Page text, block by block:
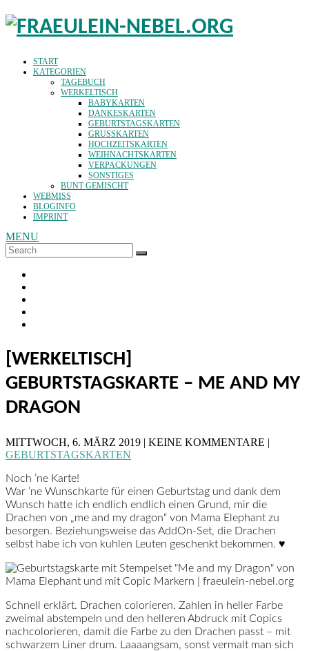
START
KATEGORIEN
TAGEBUCH
WERKELTISCH
BABYKARTEN
DANKESKARTEN
GEBURTSTAGSKARTEN
GRUSSKARTEN
HOCHZEITSKARTEN
WEIHNACHTSKARTEN
VERPACKUNGEN
SONSTIGES
BUNT GEMISCHT
WEBMISS
BLOGINFO
IMPRINT
MENU
Search
for:
SEARCH
[WERKELTISCH]
GEBURTSTAGSKARTE – ME AND MY
DRAGON
MITTWOCH, 6. MÄRZ 2019 | KEINE KOMMENTARE |
GEBURTSTAGSKARTEN
Noch ’ne Karte!
War ’ne Wunschkarte für einen Geburtstag und dank dem
Wunsch hatte ich endlich endlich einen Grund, mir die
Drachen von „me and my dragon“ von Mama Elephant zu
besorgen. Beziehungsweise das AddOn-Set, die Drachen
selbst habe ich von kuhlen Leuten geschenkt bekommen. ♥
Schnell erklärt. Drachen colorieren. Zahlen in heller Farbe
zweimal abstempeln und den helleren Abdruck mit Copics
nachcolorieren, damit die Farbe zu den Drachen passt – mit
schwarzem Liner drum. Laaaangsam, sonst vermalt man sich